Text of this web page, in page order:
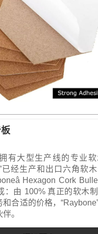
有大型生产线的专业
已经生产和出口六角软
Hexagon Cork
：由 100% 真正的软木
合适的价格，
。